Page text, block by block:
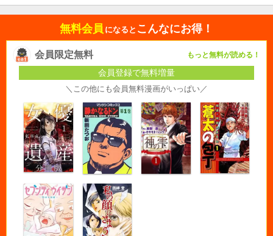
無料会員 になると こんなにお得！
会員限定無料 もっと無料が読める！
会員登録で無料増量
＼この他にも会員無料漫画がいっぱい／